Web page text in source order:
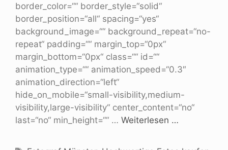
border_color=““ border_style=“solid“
border_position=“all“ spacing=“yes“
background_image=““ background_repeat=“no-
repeat“ padding=““ margin_top=“0px“
margin_bottom=“0px“ class=““ id=““
animation_type=““ animation_speed=“0.3″
animation_direction=“left“
hide_on_mobile=“small-visibility,medium-
visibility,large-visibility“ center_content=“no“
last=“no“ min_height=““ … Weiterlesen …